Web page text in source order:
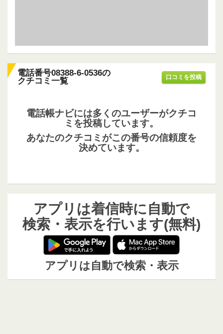
電話番号08388-6-0536の
クチコミ一覧
口コミを投稿
電話帳ナビには多くのユーザーがクチコ
ミを投稿しています。
あなたのクチコミがこの番号の信頼度を
決めています。
アプリは着信時に自動で
検索・表示を行います(無料)
アプリは自動で検索・表示